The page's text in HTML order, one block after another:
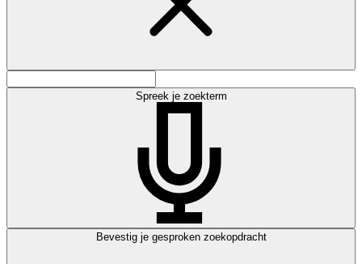
Spreek je zoekterm
Bevestig je gesproken zoekopdracht